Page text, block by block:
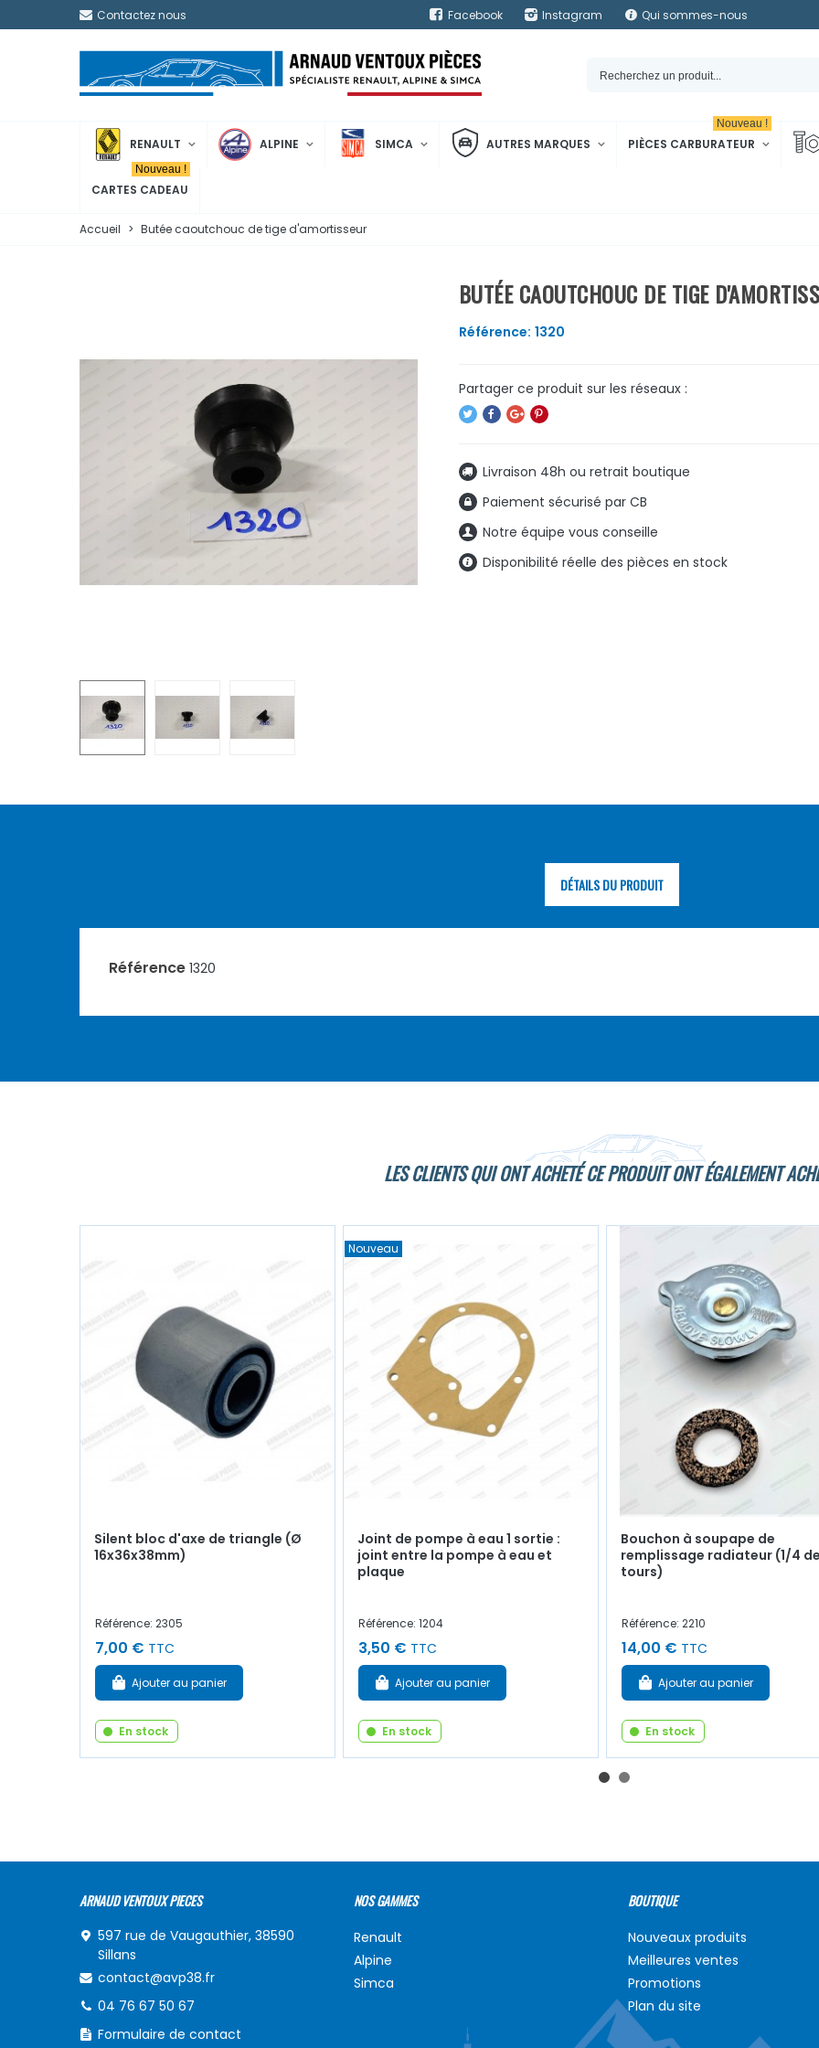
Contactez nous Facebook Instagram Qui sommes-nous
RENAULT ALPINE SIMCA AUTRES MARQUES PIÈCES CARBURATEUR
Nouveau !
CARTES CADEAU
Nouveau !
Accueil > Butée caoutchouc de tige d'amortisseur
BUTÉE CAOUTCHOUC DE TIGE
Référence: 1320
Livraison 48h ou retrait boutique
Paiement sécurisé par CB
Notre équipe vous conseille
Disponibilité réelle des pièces en stock
DÉTAILS DU PRODUIT
Référence 1320
LES CLIENTS QUI ONT ACHETÉ CE PRODUIT ONT ÉGALEMENT
Silent bloc d'axe de triangle (Ø
16x36x38mm)
Référence: 2305
7,00 € TTC
Ajouter au panier
En stock
Nouveau
Joint de pompe à eau 1 sortie :
joint entre la pompe à eau et
plaque
Référence: 1204
3,50 € TTC
Ajouter au panier
En stock
Bouchon à soupape de
remplissage radiateur (1/4
tours)
Référence: 2210
14,00 € TTC
Ajouter au panier
En stock
ARNAUD VENTOUX PIECES
597 rue de Vaugauthier, 38590
Sillans
contact@avp38.fr
04 76 67 50 67
Formulaire de contact
NOS GAMMES
Renault
Alpine
Simca
BOUTIQUE
Nouveaux produits
Meilleures ventes
Promotions
Plan du site